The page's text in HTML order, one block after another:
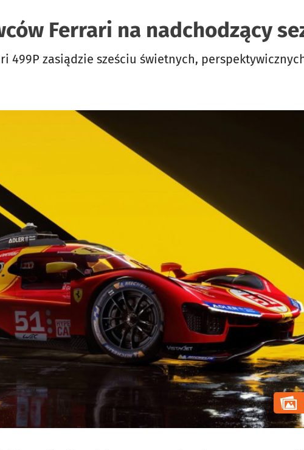
Ferrari na nadchodzący
499P zasiądzie sześciu świetnych,